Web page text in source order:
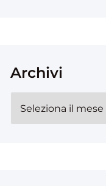
Archivi